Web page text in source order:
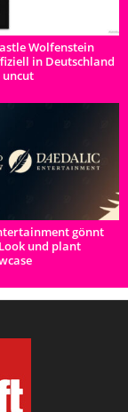
Wolfenstein
in Deutschland
gönnt
und plant